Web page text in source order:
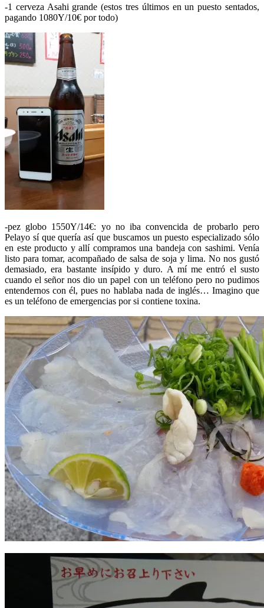
-1 cerveza Asahi grande (estos tres últimos en un puesto sentados,
pagando 1080Y/10€ por todo)
-pez globo 1550Y/14€: yo no iba convencida de probarlo pero
Pelayo sí que quería así que buscamos un puesto especializado sólo
en este producto y allí compramos una bandeja con sashimi. Venía
listo para tomar, acompañado de salsa de soja y lima. No nos gustó
demasiado, era bastante insípido y duro. A mí me entró el susto
cuando el señor nos dio un papel con un teléfono pero no pudimos
entendernos con él, pues no hablaba nada de inglés… Imagino que
es un teléfono de emergencias por si contiene toxina.